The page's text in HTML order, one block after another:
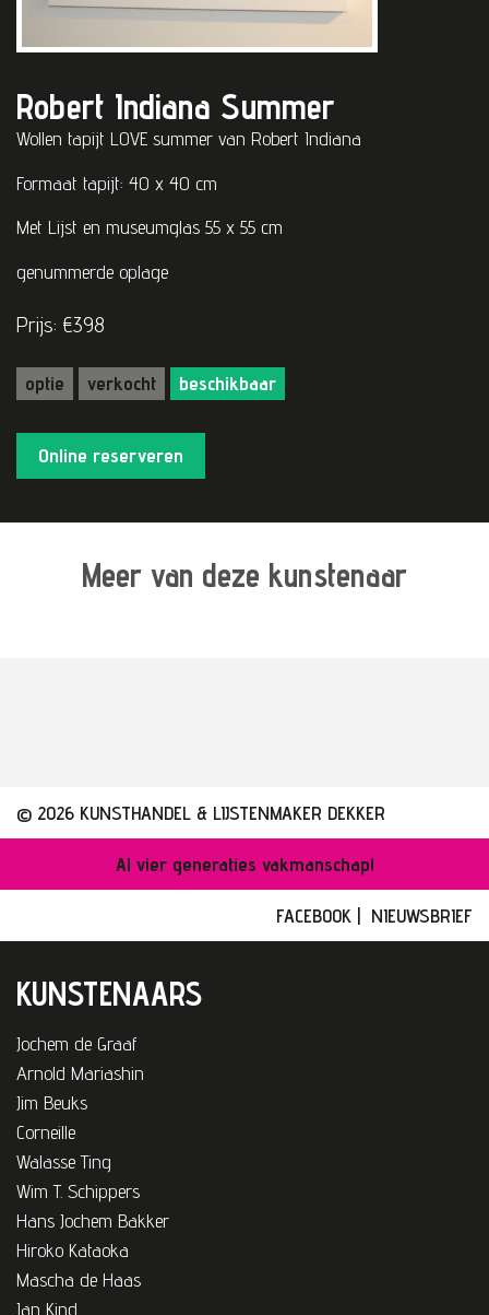
Robert Indiana Summer
Wollen tapijt LOVE summer van Robert Indiana
Formaat tapijt: 40 x 40 cm
Met Lijst en museumglas 55 x 55 cm
genummerde oplage
Prijs: €398
optie verkocht beschikbaar
Online reserveren
Meer van deze kunstenaar
© 2026 KUNSTHANDEL & LIJSTENMAKER DEKKER
Al vier generaties vakmanschap!
FACEBOOK NIEUWSBRIEF
KUNSTENAARS
Jochem de Graaf
Arnold Mariashin
Jim Beuks
Corneille
Walasse Ting
Wim T. Schippers
Hans Jochem Bakker
Hiroko Kataoka
Mascha de Haas
Jan Kind